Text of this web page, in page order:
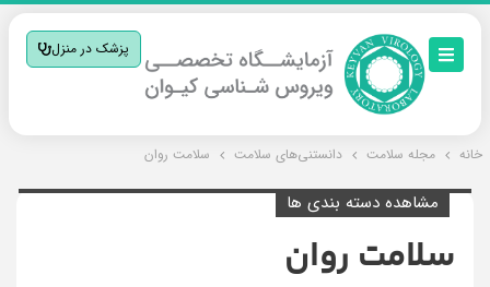
پزشک در منزل
خانه مجله سلامت دانستنی‌های سلامت سلامت روان
مشاهده دسته بندی ها
سلامت روان